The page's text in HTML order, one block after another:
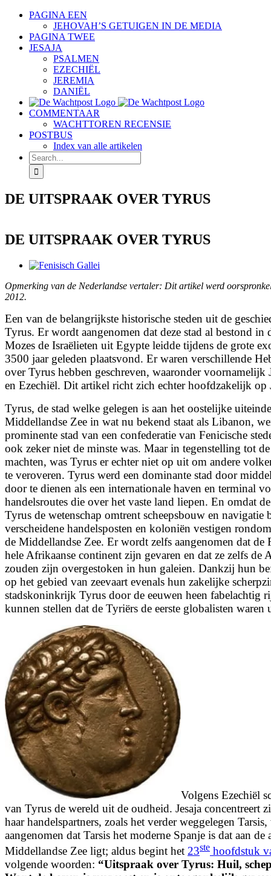
Skip
content
PAGINA EEN
JEHOVAH’S GETUIGEN IN DE MEDIA
PAGINA TWEE
JESAJA
PSALMEN
EZECHIËL
JEREMIA
DANIËL
COMMENTAAR
WACHTTOREN RECENSIE
POSTBUS
Index van alle artikelen
Search
for:
DE UITSPRAAK OVER TYRUS
DE UITSPRAAK OVER TYRUS
View
Image
Opmerking van de Nederlandse vertaler: Dit artikel werd
2012.
Een van de belangrijkste historische steden uit de
Tyrus. Er wordt aangenomen dat deze stad al bestond in
Mozes de Israëlieten uit Egypte leidde tijdens de grote
3500 jaar geleden plaatsvond. Er waren verschillende
over Tyrus hebben geschreven, waaronder voornamelijk
en Ezechiël. Dit artikel richt zich echter hoofdzakelijk op
Tyrus, de stad welke gelegen is aan het oostelijke
Middellandse Zee in wat nu bekend staat als Libanon,
prominente stad van een confederatie van Fenicische
ook zeker niet de minste was. Maar in tegenstelling tot
machten, was Tyrus er echter niet op uit om andere
te veroveren. Tyrus werd een dominante stad door
door te dienen als een internationale haven en terminal
handelsroutes die over het vaste land liepen. En omdat
Tyrus de wetenschap omtrent scheepsbouw en navigatie
verscheidene handelsposten en koloniën vestigen
de Middellandse Zee. Er wordt zelfs aangenomen dat de
hele Afrikaanse continent zijn gevaren en dat ze zelfs de
zouden zijn overgestoken in hun galeien. Dankzij hun
op het gebied van zeevaart evenals hun zakelijke
stadskoninkrijk Tyrus door de eeuwen heen fabelachtig
kunnen stellen dat de Tyriërs de eerste globalisten waren
Volgens Ezechiël
van Tyrus de wereld uit de oudheid. Jesaja concentreert
haar handelspartners, zoals het verder weggelegen
aangenomen dat Tarsis het moderne Spanje is dat aan de
Middellandse Zee ligt; aldus begint het 23ste hoofdstuk
volgende woorden: “Uitspraak over Tyrus: Huil,